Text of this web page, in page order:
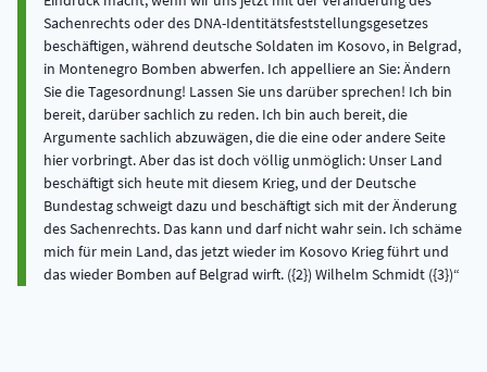
Sachenrechts oder des DNA-Identitätsfeststellungsgesetzes
beschäftigen, während deutsche Soldaten im Kosovo, in Belgrad,
in Montenegro Bomben abwerfen. Ich appelliere an Sie: Ändern
Sie die Tagesordnung! Lassen Sie uns darüber sprechen! Ich bin
bereit, darüber sachlich zu reden. Ich bin auch bereit, die
Argumente sachlich abzuwägen, die die eine oder andere Seite
hier vorbringt. Aber das ist doch völlig unmöglich: Unser Land
beschäftigt sich heute mit diesem Krieg, und der Deutsche
Bundestag schweigt dazu und beschäftigt sich mit der Änderung
des Sachenrechts. Das kann und darf nicht wahr sein. Ich schäme
mich für mein Land, das jetzt wieder im Kosovo Krieg führt und
das wieder Bomben auf Belgrad wirft. ({2}) Wilhelm Schmidt ({3})